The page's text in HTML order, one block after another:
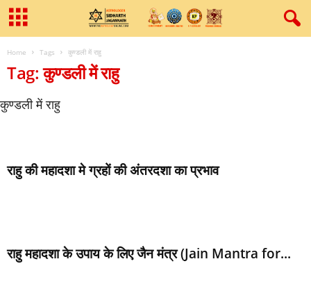
Home Tags कुण्‍डली में राहु
Tag: कुण्‍डली में राहु
कुण्‍डली में राहु
राहु की महादशा मे ग्रहों की अंतरदशा का प्रभाव
राहु महादशा के उपाय के लिए जैन मंत्र (Jain Mantra for...